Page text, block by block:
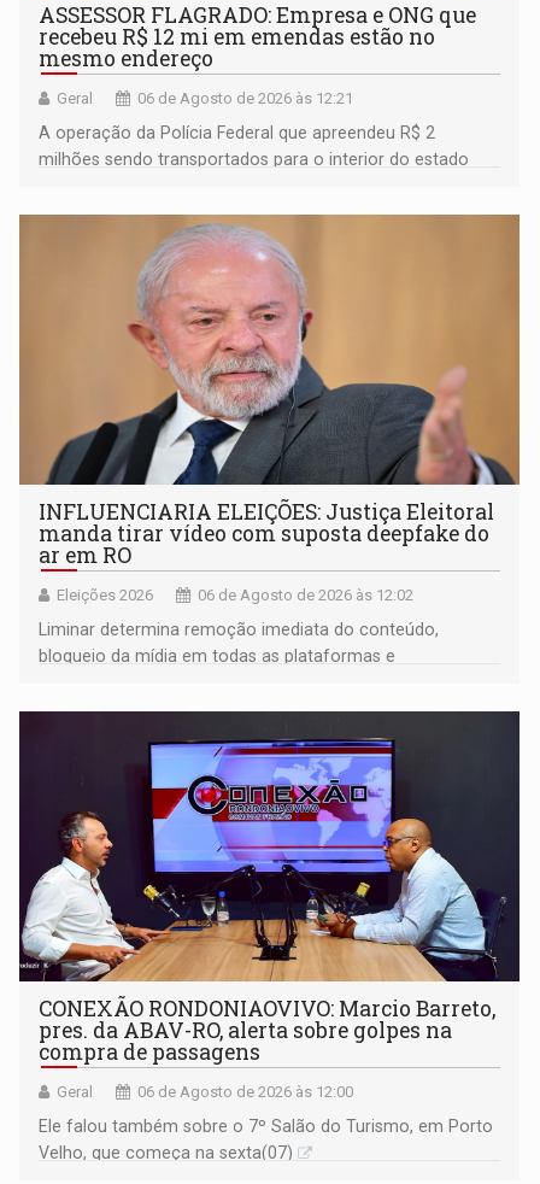
ASSESSOR FLAGRADO: Empresa e ONG que
recebeu R$ 12 mi em emendas estão no
mesmo endereço
Geral 06 de Agosto de 2026 às 12:21
A operação da Polícia Federal que apreendeu R$ 2
milhões sendo transportados para o interior do estado
ligação do suspeito com um deputado federal do União
Brasil por Rondônia
INFLUENCIARIA ELEIÇÕES: Justiça Eleitoral
manda tirar vídeo com suposta deepfake do
ar em RO
Eleições 2026 06 de Agosto de 2026 às 12:02
Liminar determina remoção imediata do conteúdo,
bloqueio da mídia em todas as plataformas e
CONEXÃO RONDONIAOVIVO: Marcio Barreto,
pres. da ABAV-RO, alerta sobre golpes na
compra de passagens
Geral 06 de Agosto de 2026 às 12:00
Ele falou também sobre o 7º Salão do Turismo, em Porto
Velho, que começa na sexta(07)